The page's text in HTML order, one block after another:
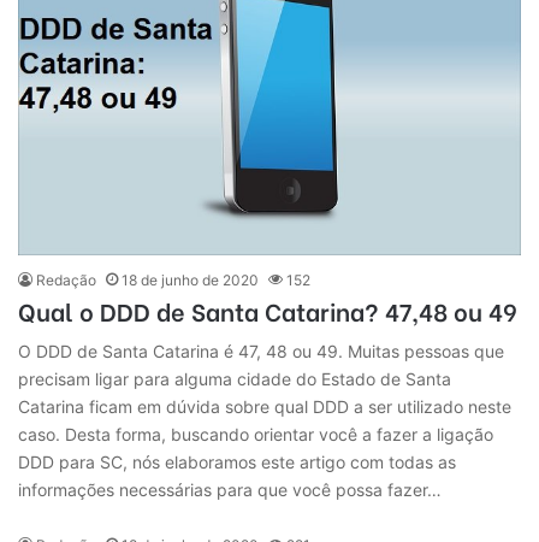
Redação 18 de junho de 2020 152
Qual o DDD de Santa Catarina? 47,48 ou 49
O DDD de Santa Catarina é 47, 48 ou 49. Muitas pessoas que
precisam ligar para alguma cidade do Estado de Santa
Catarina ficam em dúvida sobre qual DDD a ser utilizado neste
caso. Desta forma, buscando orientar você a fazer a ligação
DDD para SC, nós elaboramos este artigo com todas as
informações necessárias para que você possa fazer…